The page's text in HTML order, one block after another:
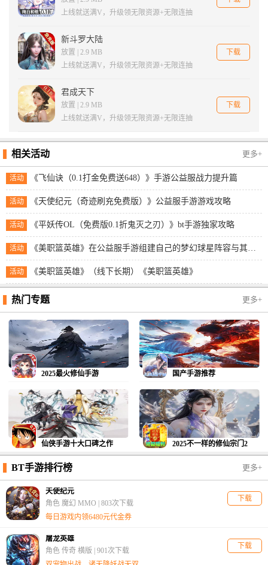
上线就送满V，升级领无限资源+无限连抽
新斗罗大陆
放置 | 2.9 MB
上线就送满V，升级领无限资源+无限连抽
下载
君成天下
放置 | 2.9 MB
上线就送满V，升级领无限资源+无限连抽
下载
相关活动 更多+
活动 《飞仙诀（0.1打金免费送648）》手游公益服战力提升篇
活动 《天使纪元（奇迹刷充免费版）》公益服手游游戏攻略
活动 《平妖传OL（免费版0.1折鬼灭之刃）》bt手游独家攻略
活动 《美职篮英雄》在公益服手游组建自己的梦幻球星阵容与其他玩家展开实时对抗！
活动 《美职篮英雄》（线下长期）《美职篮英雄》
热门专题 更多+
2025最火修仙手游 国产手游推荐
仙侠手游十大口碑之作 2025不一样的修仙宗门2
BT手游排行榜 更多+
天使纪元
角色 魔幻 MMO | 803次下载
每日游戏内领6480元代金券
下载
屠龙英雄
角色 传奇 横版 | 901次下载
下载